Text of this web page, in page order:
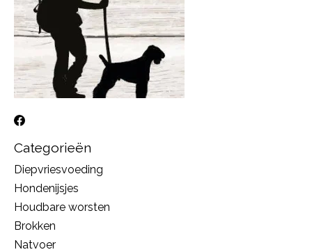
Categorieën
Diepvriesvoeding
Hondenijsjes
Houdbare worsten
Brokken
Natvoer